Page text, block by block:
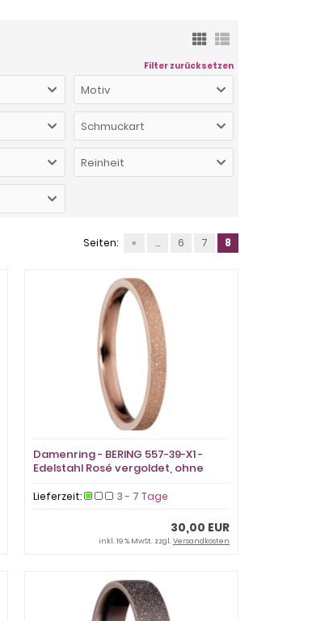
Filter zurücksetzen
Motiv
Schmuckart
Reinheit
Seiten: « ... 6 7 8
Damenring - BERING 557-39-X1 -
Edelstahl Rosé vergoldet, ohne
Lieferzeit: 3 - 7 Tage
30,00 EUR
inkl. 19 % MwSt. zzgl.Versandkosten